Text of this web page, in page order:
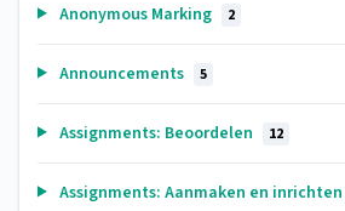
Anonymous Marking 2
Announcements 5
Assignments: Beoordelen 12
Assignments: Aanmaken en inrichten